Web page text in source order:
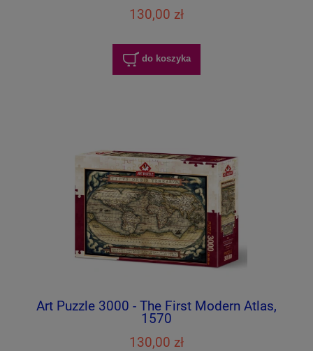
130,00 zł
do koszyka
Art Puzzle 3000 - The First Modern Atlas,
1570
130,00 zł